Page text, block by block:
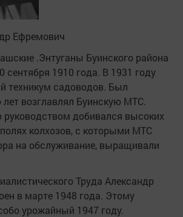
Ефремович
.Энтуганы Буинского района
сентября 1910 года. В 1931 году
техникум садоводов. Был
возглавлял Буинскую МТС.
руководством добивался высоких
колхозов, с которыми МТС
на обслуживание, выращивали
Труда Александр
в марте 1948 года. Этому
урожайный 1947 году.